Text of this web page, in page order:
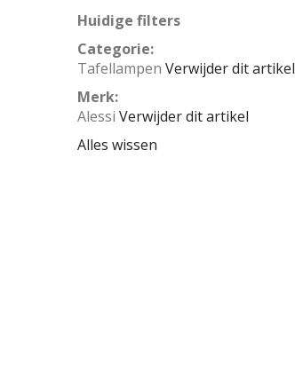
Huidige filters
Categorie
Tafellampen Verwijder dit artikel
Merk
Alessi Verwijder dit artikel
Alles wissen